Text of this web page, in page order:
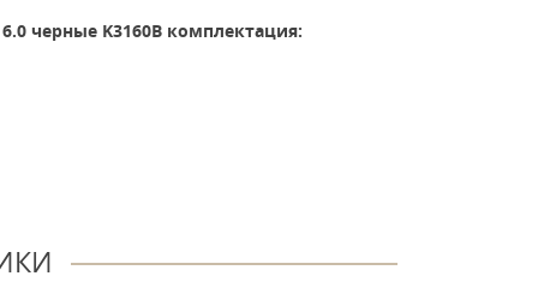
черные K3160B комплектация: